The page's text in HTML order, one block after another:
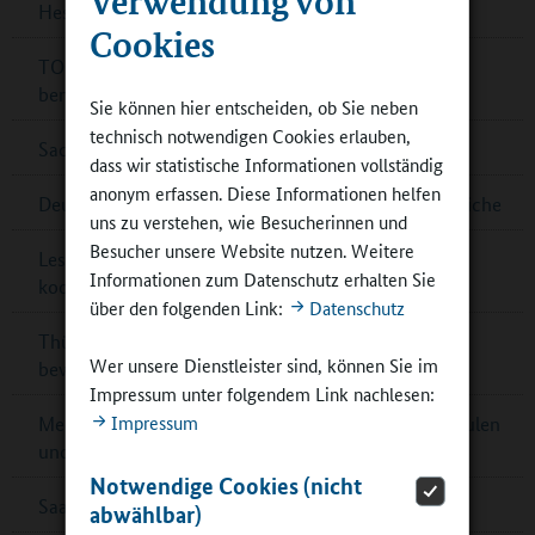
Cookies
Sie können hier entscheiden, ob Sie neben
technisch notwendigen Cookies erlauben,
dass wir statistische Informationen vollständig
anonym erfassen. Diese Informationen helfen
uns zu verstehen, wie Besucherinnen und
Besucher unsere Website nutzen. Weitere
Informationen zum Datenschutz erhalten Sie
über den folgenden Link:
Datenschutz
Wer unsere Dienstleister sind, können Sie im
Impressum unter folgendem Link nachlesen:
Impressum
Notwendige Cookies (nicht
abwählbar)
Hessen: IHK-Schulpreis für sieben Schulen
TOP-20-Schulen für Deutschen Schulpreis 2024
benannt
Sachsen-Anhalt: Außerschulische Lernorte
Deutsche Sportjugend: Online-Umfrage für Jugendliche
Lesetipp: Raum- und Flächengestaltung im
kooperativen Ganztag
Thüringen: Preis für Schulbibliotheken – jetzt noch
bewerben!
Mecklenburg-Vorpommern: Kontaktbörsen für Schulen
und Partner
Saarländischer Ernährungspreis – jetzt bewerben!